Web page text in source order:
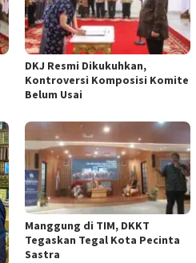
DKJ Resmi Dikukuhkan,
Kontroversi Komposisi Komite
Belum Usai
Manggung di TIM, DKKT
Tegaskan Tegal Kota Pecinta
Sastra